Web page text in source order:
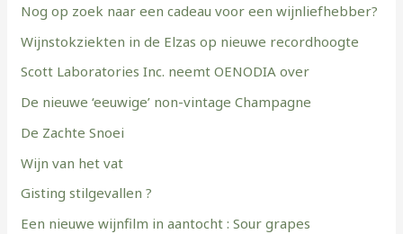
Nog op zoek naar een cadeau voor een wijnliefhebber?
Wijnstokziekten in de Elzas op nieuwe recordhoogte
Scott Laboratories Inc. neemt OENODIA over
De nieuwe ‘eeuwige’ non-vintage Champagne
De Zachte Snoei
Wijn van het vat
Gisting stilgevallen ?
Een nieuwe wijnfilm in aantocht : Sour grapes